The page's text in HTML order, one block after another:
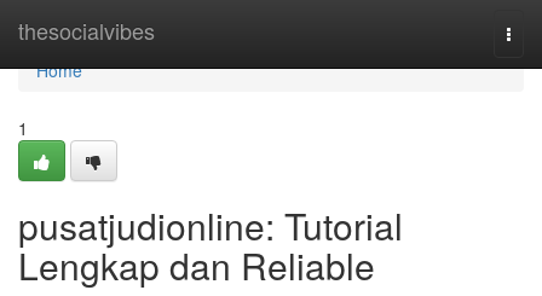
thesocialvibes
Home
Home
1
pusatjudionline: Tutorial
Lengkap dan Reliable